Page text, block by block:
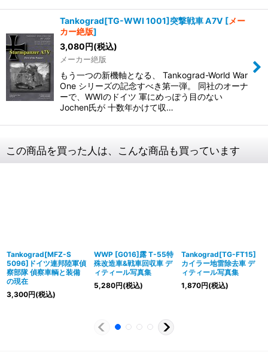
Tankograd[TG-WWI 1001]突撃戦車 A7V [メー
カー絶版]
3,080円(税込)
メーカー絶版
もう一つの新機軸となる、 Tankograd-World War
One シリーズの記念すべき第一弾。 同社のオーナ
ーで、WWIのドイツ 軍にめっぽう目のない
Jochen氏が 十数年かけて収…
この商品を買った人は、こんな商品も買っています
Tankograd[MFZ-S
5096]ドイツ連邦陸軍偵
察部隊 偵察車輌と装備
の現在
3,300円(税込)
WWP [G016]露 T-55特
殊改造車&戦車回収車 デ
ィティール写真集
5,280円(税込)
Tankograd[TG-FT15]
カイラー地雷除去車 デ
ィティール写真集
1,870円(税込)